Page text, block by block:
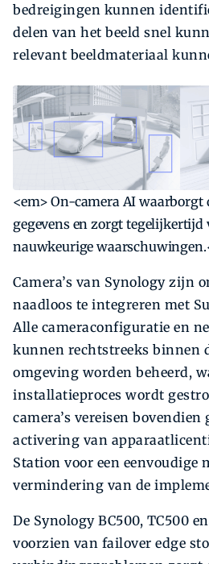
bedreigingen kunnen
delen van het beeld snel
relevant beeldmateriaal
<em> On-camera AI waarborgt
gegevens en zorgt tegelijkertijd
nauwkeurige
Camera’s van Synology zijn
naadloos te integreren met
Alle cameraconfiguratie en
kunnen rechtstreeks binnen
omgeving worden beheerd,
installatieproces wordt
camera’s vereisen bovendien
activering van
Station voor een eenvoudige
vermindering van de
De Synology BC500, TC500
voorzien van failover edge